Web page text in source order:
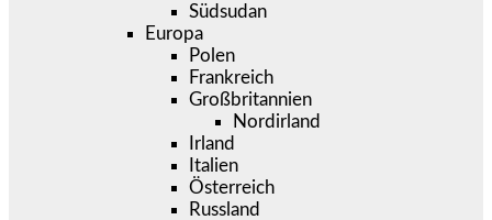
Südsudan
Europa
Polen
Frankreich
Großbritannien
Nordirland
Irland
Italien
Österreich
Russland